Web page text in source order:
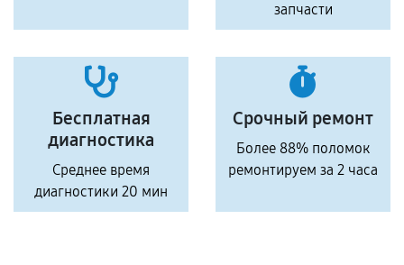
запчасти
Бесплатная
диагностика
Среднее время
диагностики 20 мин
Срочный ремонт
Более 88% поломок
ремонтируем за 2 часа